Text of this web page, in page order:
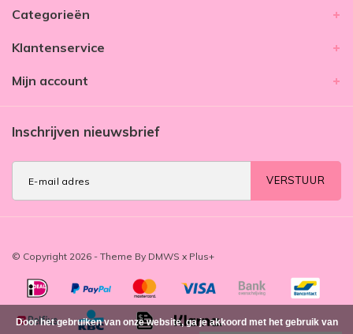
Categorieën
Klantenservice
Mijn account
Inschrijven nieuwsbrief
VERSTUUR
© Copyright 2026 - Theme By DMWS x Plus+
Door het gebruiken van onze website, ga je akkoord met het gebruik van